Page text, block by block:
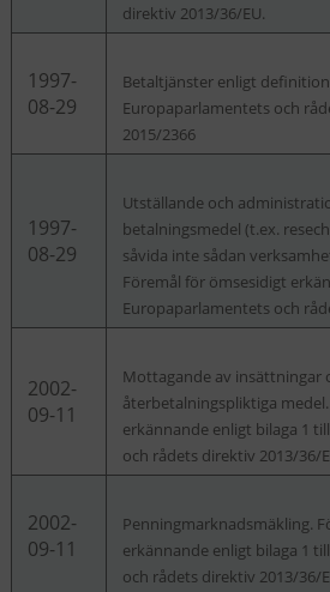
direktiv 2013/36/EU.
1997-
08-29
Betaltjänster enligt
Europaparlamentets och
2015/2366
1997-
08-29
Utställande och
betalningsmedel (t.ex.
såvida inte sådan
Föremål för ömsesidigt
Europaparlamentets och
2002-
09-11
Mottagande av insättningar
återbetalningspliktiga
erkännande enligt bilaga 1
och rådets direktiv 2013/36/
2002-
09-11
Penningmarknadsmäkling.
erkännande enligt bilaga 1
och rådets direktiv 2013/36/